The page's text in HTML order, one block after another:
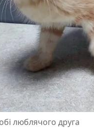
люблячого друга